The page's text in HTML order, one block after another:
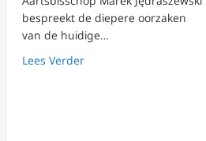
en Oekraïne toe aan Onbevlekt Hart
bespreekt de diepere oorzaken
van de huidige…
Lees Verderabout Aartsbisschop